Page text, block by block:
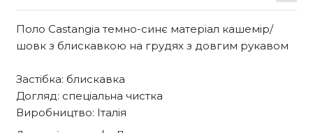
Поло Castangia темно-синє матеріал кашемір/
шовк з блискавкою на грудях з довгим рукавом
Застібка: блискавка
Догляд: спеціальна чистка
Виробництво: Італія